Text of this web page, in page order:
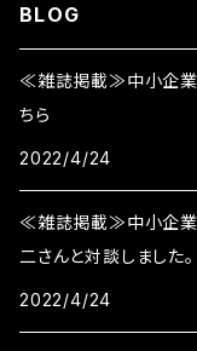
14oz
BLOG
≪雑誌掲載≫中小企業
ちら
2022/4/24
≪雑誌掲載≫中小企業
二さんと対談しました。
2022/4/24